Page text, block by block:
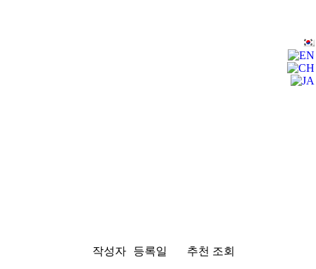
작성자 등록일 추천 조회